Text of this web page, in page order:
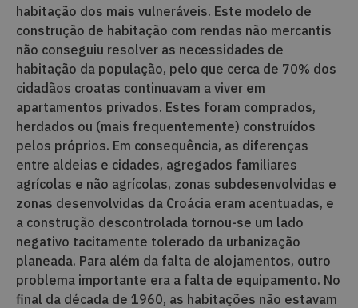
habitação dos mais vulneráveis. Este modelo de
construção de habitação com rendas não mercantis
não conseguiu resolver as necessidades de
habitação da população, pelo que cerca de 70% dos
cidadãos croatas continuavam a viver em
apartamentos privados. Estes foram comprados,
herdados ou (mais frequentemente) construídos
pelos próprios. Em consequência, as diferenças
entre aldeias e cidades, agregados familiares
agrícolas e não agrícolas, zonas subdesenvolvidas e
zonas desenvolvidas da Croácia eram acentuadas, e
a construção descontrolada tornou-se um lado
negativo tacitamente tolerado da urbanização
planeada. Para além da falta de alojamentos, outro
problema importante era a falta de equipamento. No
final da década de 1960, as habitações não estavam